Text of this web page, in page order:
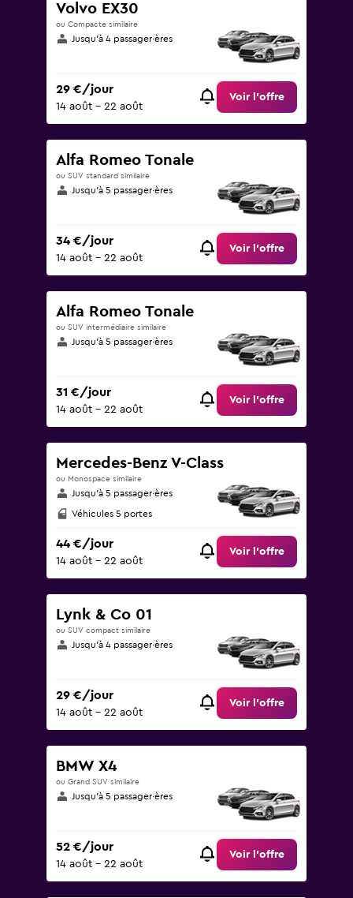
Volvo EX30
ou Compacte similaire
Jusqu’à 4 passager·ères
29 €/jour
14 août - 22 août
Voir l’offre
Alfa Romeo Tonale
ou SUV standard similaire
Jusqu’à 5 passager·ères
34 €/jour
14 août - 22 août
Voir l’offre
Alfa Romeo Tonale
ou SUV intermédiaire similaire
Jusqu’à 5 passager·ères
31 €/jour
14 août - 22 août
Voir l’offre
Mercedes-Benz V-Class
ou Monospace similaire
Jusqu’à 5 passager·ères
Véhicules 5 portes
44 €/jour
14 août - 22 août
Voir l’offre
Lynk & Co 01
ou SUV compact similaire
Jusqu’à 4 passager·ères
29 €/jour
14 août - 22 août
Voir l’offre
BMW X4
ou Grand SUV similaire
Jusqu’à 5 passager·ères
52 €/jour
14 août - 22 août
Voir l’offre